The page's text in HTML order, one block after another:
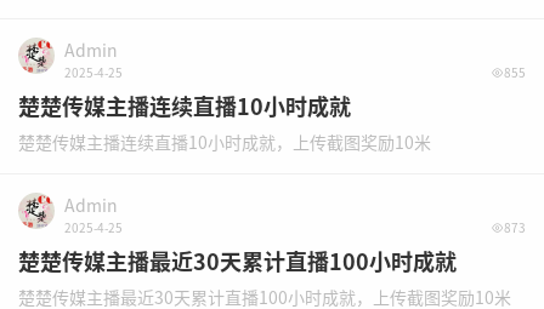
Admin
2025-4-25 855
楚楚传媒主播连续直播10小时成就
楚楚传媒主播连续直播10小时成就，上传截图奖励10米
Admin
2025-4-25 873
楚楚传媒主播最近30天累计直播100小时成就
楚楚传媒主播最近30天累计直播100小时成就，上传截图奖励10米